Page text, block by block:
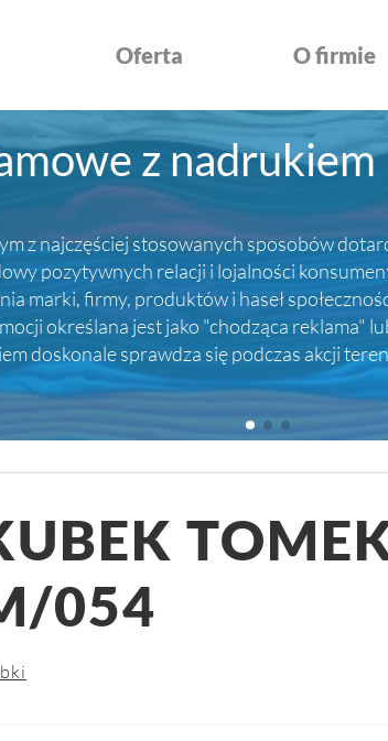
Oferta O firmie
z nadrukiem
z najczęściej stosowanych sposobów
pozytywnych relacji i lojalności
marki, firmy, produktów i haseł
określana jest jako "chodząca reklama"
doskonale sprawdza się podczas akcji
054